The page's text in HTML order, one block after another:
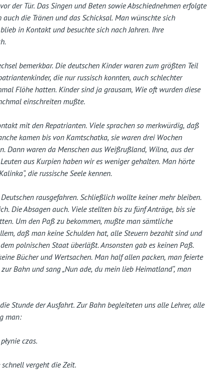
der Tür. Das Singen und Beten sowie Abschiednehmen erfolgte
die Tränen und das Schicksal. Man wünschte sich
in Kontakt und besuchte sich nach Jahren. Ihre
bemerkbar. Die deutschen Kinder waren zum größten Teil
die nur russisch konnten, auch schlechter
Flöhe hatten. Kinder sind ja grausam, Wie oft wurden diese
einschreiten mußte.
mit den Repatrianten. Viele sprachen so merkwürdig, daß
kamen bis von Kamtschatka, sie waren drei Wochen
Dann waren da Menschen aus Weißrußland, Wilna, aus der
aus Kurpien haben wir es weniger gehalten. Man hörte
die russische Seele kennen.
rausgefahren. Schließlich wollte keiner mehr bleiben.
Die Absagen auch. Viele stellten bis zu fünf Anträge, bis sie
Um den Paß zu bekommen, mußte man sämtliche
daß man keine Schulden hat, alle Steuern bezahlt sind und
polnischen Staat überläßt. Ansonsten gab es keinen Paß.
Bücher und Wertsachen. Man half allen packen, man feierte
Bahn und sang „Nun ade, du mein lieb Heimatland“, man
Stunde der Ausfahrt. Zur Bahn begleiteten uns alle Lehrer, alle
man:
czas.
vergeht die Zeit.